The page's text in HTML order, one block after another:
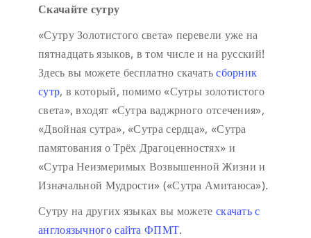
Скачайте сутру
«Сутру Золотистого света» перевели уже на
пятнадцать языков, в том числе и на русский!
Здесь вы можете бесплатно скачатьсборник
сутр, в который, помимо «Сутры золотистого
света», входят «Сутра ваджрного отсечения»,
«Двойная сутра», «Сутра сердца», «Сутра
памятования о Трёх Драгоценностях» и
«Сутра Неизмеримых Возвышенной Жизни и
Изначальной Мудрости» («Сутра Амитаюса»).
Сутру на других языках вы можете скачать с
англоязычного сайта ФПМТ.